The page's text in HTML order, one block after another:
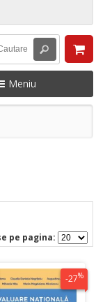
Meniu
pe pagina:
-27%